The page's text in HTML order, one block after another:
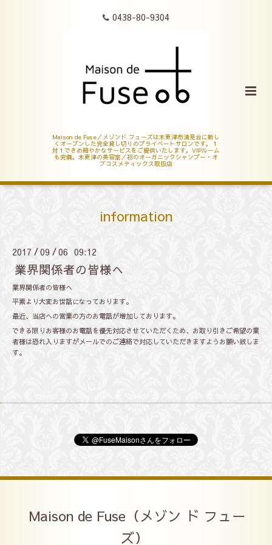
0438-80-9304
Maison de Fuse／メゾンド フューズは木更津市清見台に新し
くオープンした完全貸し切りのプライベートサロンです。１
対１できめ細やかなサービスをご提供いたします。VIPルーム
も完備。木更津の美容室／初のオーガニックシャンプー・オ
ブコスメティックス取扱店
information
2017 /09 /06 09:12
業界関係者の皆様へ
業界関係者の皆様へ
平素より大変お世話になっております。
最近、当店への営業の方のお電話が増加しております。
できる限りお客様のお電話を優先対応させていただくため、お取り引きご希望の業
者様は恐れ入りますがメールでのご連絡で対応していただきますようお願い致しま
す。
Maison de Fuse（メゾン ド フュー
ズ）